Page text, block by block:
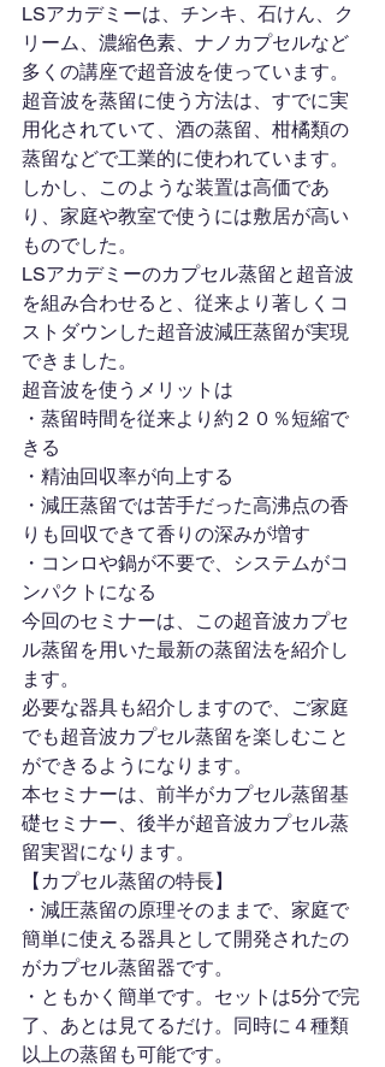
LSアカデミーは、チンキ、石けん、ク
リーム、濃縮色素、ナノカプセルなど
多くの講座で超音波を使っています。
超音波を蒸留に使う方法は、すでに実
用化されていて、酒の蒸留、柑橘類の
蒸留などで工業的に使われています。
しかし、このような装置は高価であ
り、家庭や教室で使うには敷居が高い
ものでした。
LSアカデミーのカプセル蒸留と超音波
を組み合わせると、従来より著しくコ
ストダウンした超音波減圧蒸留が実現
できました。
超音波を使うメリットは
・蒸留時間を従来より約２０％短縮で
きる
・精油回収率が向上する
・減圧蒸留では苦手だった高沸点の香
りも回収できて香りの深みが増す
・コンロや鍋が不要で、システムがコ
ンパクトになる
今回のセミナーは、この超音波カプセ
ル蒸留を用いた最新の蒸留法を紹介し
ます。
必要な器具も紹介しますので、ご家庭
でも超音波カプセル蒸留を楽しむこと
ができるようになります。
本セミナーは、前半がカプセル蒸留基
礎セミナー、後半が超音波カプセル蒸
留実習になります。
【カプセル蒸留の特長】
・減圧蒸留の原理そのままで、家庭で
簡単に使える器具として開発されたの
がカプセル蒸留器です。
・ともかく簡単です。セットは5分で完
了、あとは見てるだけ。同時に４種類
以上の蒸留も可能です。